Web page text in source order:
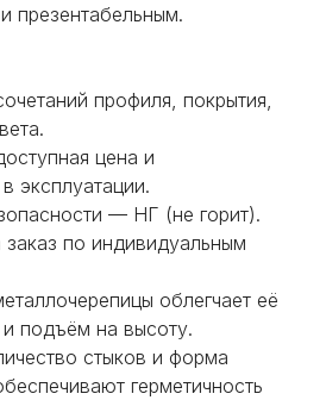
презентабельным.
профиля, покрытия,
цена и
эксплуатации.
— НГ (не горит).
по индивидуальным
облегчает её
и подъём на высоту.
стыков и форма
герметичность
ответить на
по
форму для